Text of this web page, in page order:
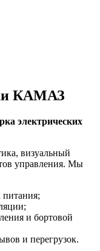
КАМАЗ
электрических
визуальный
управления. Мы
питания;
и бортовой
и перегрузок.